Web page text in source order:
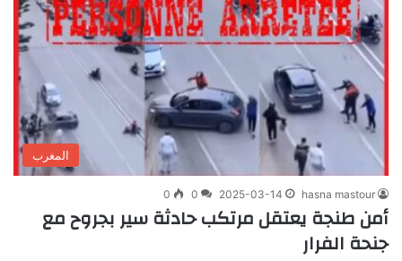
المغرب
hasna mastour
2025-03-14
0
0
أمن طنجة يعتقل مرتكب حادثة سير بجروح مع
جنحة الفرار